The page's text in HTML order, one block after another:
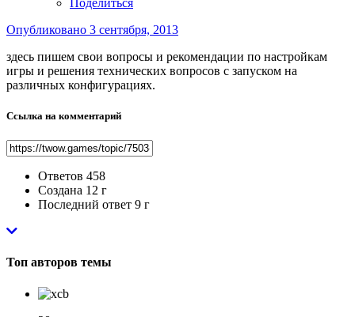
Опубликовано 3 сентября, 2013
здесь пишем свои вопросы и рекомендации по настройкам
игры и решения технических вопросов с запуском на
различных конфигурациях.
Ссылка на комментарий
Ответов 458
Создана 12 г
Последний ответ 9 г
Топ авторов темы